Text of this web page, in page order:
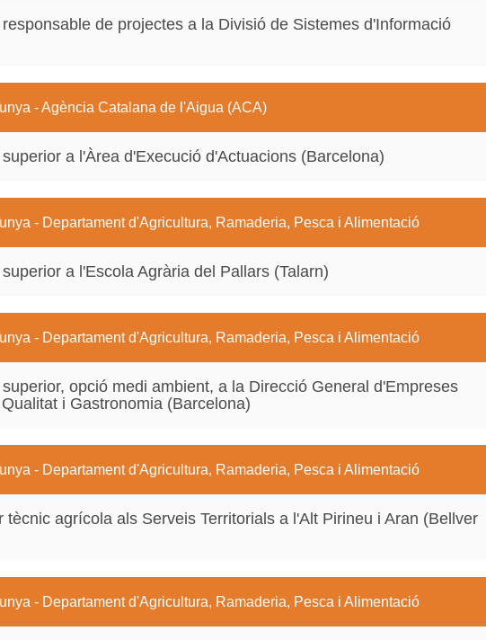
de projectes a la Divisió de Sistemes d'Informació
- Agència Catalana de l'Aigua (ACA)
a l'Àrea d'Execució d'Actuacions (Barcelona)
- Departament d'Agricultura, Ramaderia, Pesca i Alimentació
a l'Escola Agrària del Pallars (Talarn)
- Departament d'Agricultura, Ramaderia, Pesca i Alimentació
opció medi ambient, a la Direcció General d'Empreses
i Gastronomia (Barcelona)
- Departament d'Agricultura, Ramaderia, Pesca i Alimentació
tècnic agrícola als Serveis Territorials a l'Alt Pirineu i Aran (Bellver
- Departament d'Agricultura, Ramaderia, Pesca i Alimentació